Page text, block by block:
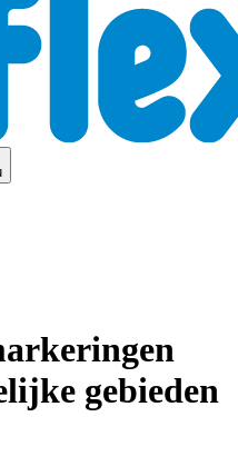
gebieden